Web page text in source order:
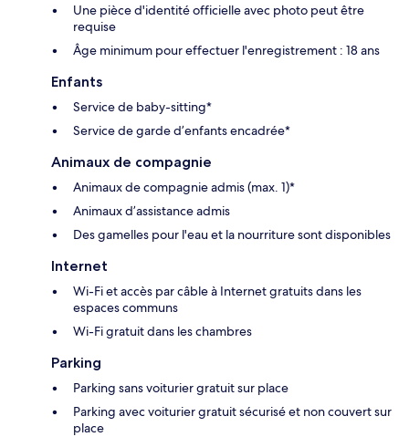
Une pièce d'identité officielle avec photo peut être
requise
Âge minimum pour effectuer l'enregistrement : 18 ans
Enfants
Service de baby-sitting*
Service de garde d’enfants encadrée*
Animaux de compagnie
Animaux de compagnie admis (max. 1)*
Animaux d’assistance admis
Des gamelles pour l'eau et la nourriture sont disponibles
Internet
Wi-Fi et accès par câble à Internet gratuits dans les
espaces communs
Wi-Fi gratuit dans les chambres
Parking
Parking sans voiturier gratuit sur place
Parking avec voiturier gratuit sécurisé et non couvert sur
place